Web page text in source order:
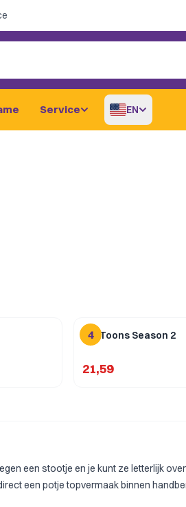
Service EN
4
FlipToons Season 2
21,59
een stootje en je kunt ze letterlijk
een potje topvermaak binnen